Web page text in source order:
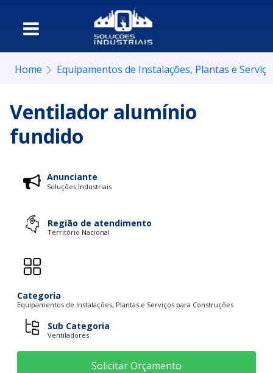
Home Equipamentos de Instalações, Plantas e
Ventilador alumínio
fundido
Anunciante
Soluções Industriais
Região de atendimento
Território Nacional
Categoria
Equipamentos de Instalações, Plantas e Serviços para Construções
Sub Categoria
Ventiladores
Solicitar Orçamento